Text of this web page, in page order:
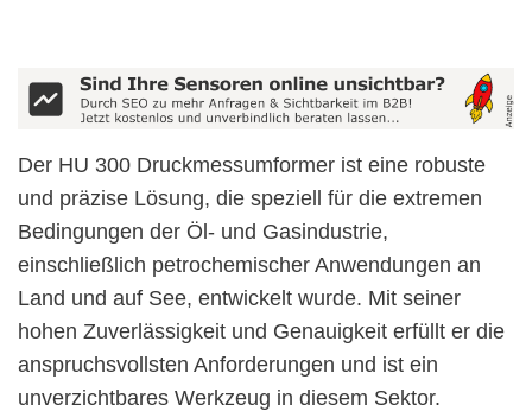
Der HU 300 Druckmessumformer ist eine robuste
und präzise Lösung, die speziell für die extremen
Bedingungen der Öl- und Gasindustrie,
einschließlich petrochemischer Anwendungen an
Land und auf See, entwickelt wurde. Mit seiner
hohen Zuverlässigkeit und Genauigkeit erfüllt er die
anspruchsvollsten Anforderungen und ist ein
unverzichtbares Werkzeug in diesem Sektor.